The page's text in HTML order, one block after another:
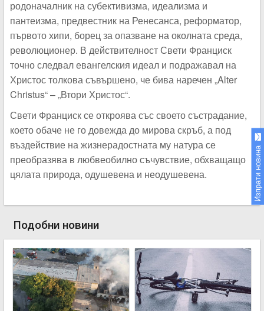
родоначалник на субективизма, идеализма и
пантеизма, предвестник на Ренесанса, реформатор,
първото хипи, борец за опазване на околната среда,
революционер. В действителност Свети Франциск
точно следвал евангелския идеал и подражавал на
Христос толкова съвършено, че бива наречен „Alter
Christus“ – „Втори Христос“.
Свети Франциск се откроява със своето състрадание,
което обаче не го довежда до мирова скръб, а под
въздействие на жизнерадостната му натура се
преобразява в любвеобилно съчувствие, обхващащо
цялата природа, одушевена и неодушевена.
Подобни новини
Изпрати новина